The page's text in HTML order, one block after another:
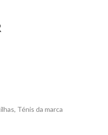
Ténis da marca